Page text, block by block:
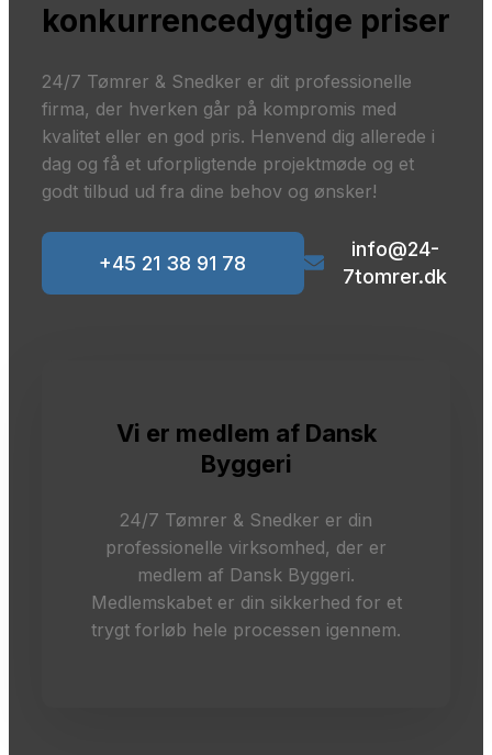
konkurrencedygtige priser
24/7 Tømrer & Snedker er dit professionelle
firma, der hverken går på kompromis med
kvalitet eller en god pris. Henvend dig allerede i
dag og få et uforpligtende projektmøde og et
godt tilbud ud fra dine behov og ønsker!
+45 21 38 91 78
info@24-
7tomrer.dk
Vi er medlem af Dansk
Byggeri
24/7 Tømrer & Snedker er din
professionelle virksomhed, der er
medlem af Dansk Byggeri.
Medlemskabet er din sikkerhed for et
trygt forløb hele processen igennem.